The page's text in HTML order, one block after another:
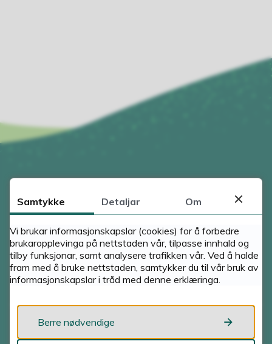
SUNNFJORD KOMMUNE
Postboks 338
Samtykke Detaljar Om
Vi brukar informasjonskapslar (cookies) for å forbedre
brukaropplevinga på nettstaden vår, tilpasse innhald og
tilby funksjonar, samt analysere trafikken vår. Ved å halde
fram med å bruke nettstaden, samtykker du til vår bruk av
informasjonskapslar i tråd med denne erklæringa.
Berre nødvendige